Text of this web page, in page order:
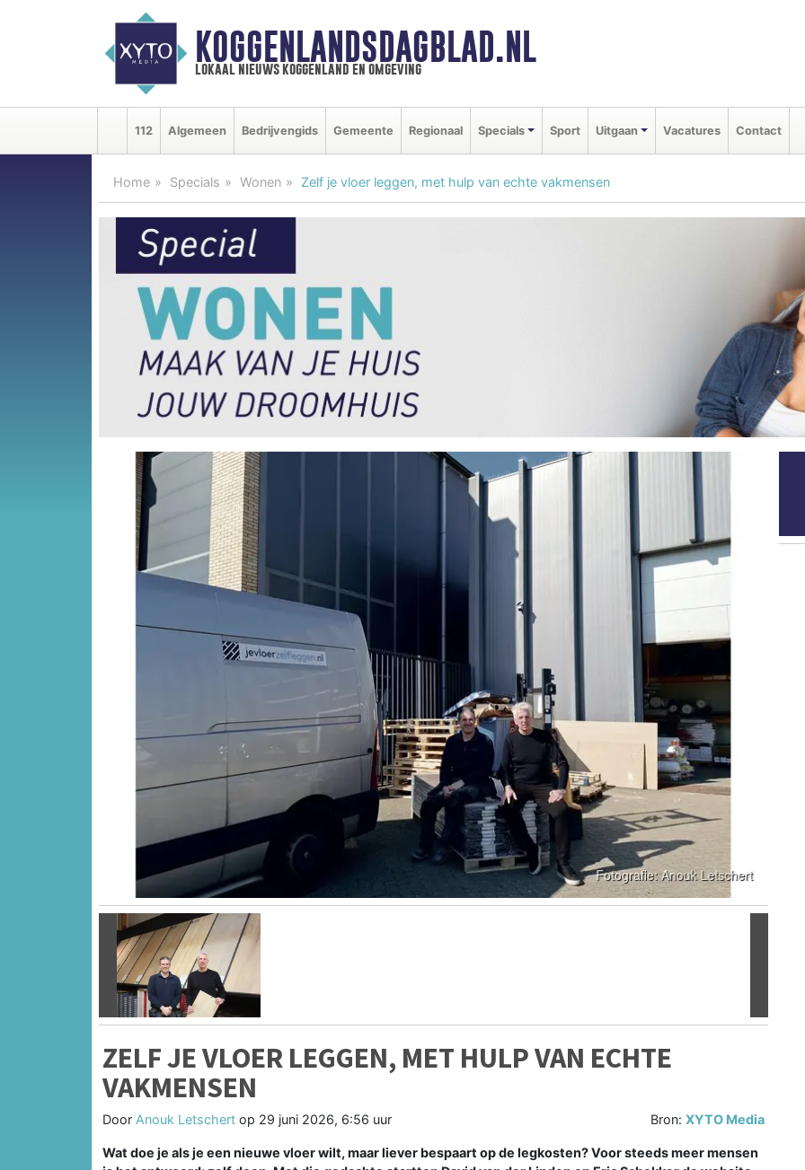
KOGGENLANDSDAGBLAD.NL
lokaal nieuws koggenland en omgeving
112 Algemeen Bedrijvengids Gemeente Regionaal Specials Sport Uitgaan Vacatures Contact
Home Specials Wonen Zelf je vloer leggen, met hulp van echte vakmensen
Vorige
ZELF JE VLOER LEGGEN, MET HULP VAN ECHTE
VAKMENSEN
Door Anouk Letschert op 29 juni 2026, 6:56 uur Bron:XYTO Media
Wat doe je als je een nieuwe vloer wilt, maar liever bespaart op de legkosten? Voor steeds meer mensen